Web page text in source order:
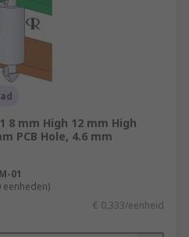
8 mm High 12 mm High
PCB Hole, 4.6 mm
01
€ 0,333/eenheid